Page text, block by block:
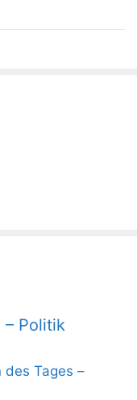
Politik
des Tages –